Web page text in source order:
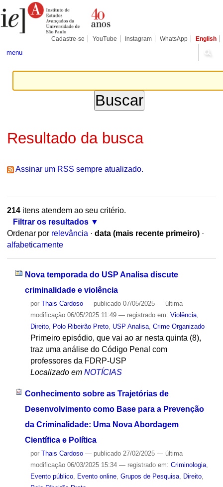
para
conteúdo.
Pessoais
Cadastre-se YouTube Instagram WhatsApp English
menu
Resultado da busca
Assinar um RSS sempre atualizado.
214itens atendem ao seu critério.
Filtrar os resultados
Ordenar por relevância · data (mais recente primeiro) ·
alfabeticamente
Nova temporada do USP Analisa discute
criminalidade e violência
por Thais Cardoso — publicado07/05/2025 — última
modificação06/05/2025 11:49 — registrado em: Violência,
Direito, Polo Ribeirão Preto, USP Analisa, Crime Organizado
Primeiro episódio, que vai ao ar nesta quinta (8),
traz uma análise do Código Penal com
professores da FDRP-USP
Localizado em NOTÍCIAS
Conhecimento sobre as Trajetórias de
Desenvolvimento como Base para a Prevenção
da Criminalidade: Uma Nova Abordagem
Científica e Política
por Thais Cardoso — publicado27/02/2025 — última
modificação06/03/2025 15:34 — registrado em: Criminologia,
Evento público, Evento online, Grupos de Pesquisa, Direito,